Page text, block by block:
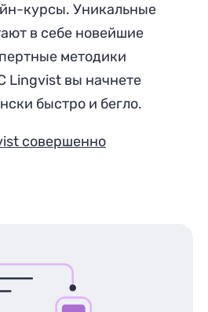
курсы. Уникальные
в себе новейшие
методики
Lingvist вы начнете
быстро и бегло.
совершенно